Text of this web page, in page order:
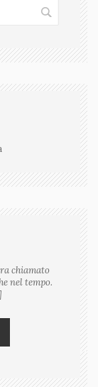
chiamato
nel tempo.